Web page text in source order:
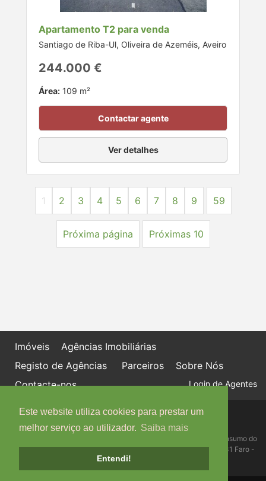
Este website utiliza cookies para prestar um
melhor serviço ao utilizador. Saiba mais
Entendi!
Apartamento T2 para venda
Santiago de Riba-Ul, Oliveira de Azeméis, Aveiro
244.000 €
Área: 109 m²
Contactar agente
Ver detalhes
1 2 3 4 5 6 7 8 9 59
Próxima página Próximas 10
Imóveis
Agências Imobiliárias
Registo de Agências
Parceiros
Sobre Nós
Contacte-nos
Login de Agentes
Política de proteção de dados
Livro de Reclamações online
Centro de Informação, Mediação e Arbitragem de Conflitos de Consumo do
Algarve - Edifício Ninho de Empresas, Estrada da Penha, 8005-131 Faro -
Telefone: 289 823 135 cimaal@mail.telepac.pt